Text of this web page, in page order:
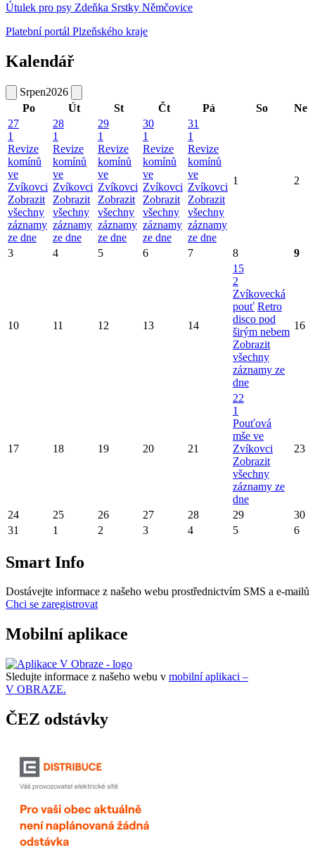
Útulek pro psy Zdeňka Srstky Němčovice
Platební portál Plzeňského kraje
Kalendář
Srpen2026
Po
Út St Čt Pá So
Ne
27
1
Revize
komínů
ve
Zvíkovci
Zobrazit
všechny
záznamy
ze dne
28
1
Revize
komínů
ve
Zvíkovci
Zobrazit
všechny
záznamy
ze dne
29
1
Revize
komínů
ve
Zvíkovci
Zobrazit
všechny
záznamy
ze dne
30
1
Revize
komínů
ve
Zvíkovci
Zobrazit
všechny
záznamy
ze dne
31
1
Revize
komínů
ve
Zvíkovci
Zobrazit
všechny
záznamy
ze dne
1 2
3 4 5 6 7 8 9
10 11 12 13 14
15
2
Zvíkovecká
pouť Retro
disco pod
širým nebem
Zobrazit
všechny
záznamy ze
dne
16
17 18 19 20 21
22
1
Pouťová
mše ve
Zvíkovci
Zobrazit
všechny
záznamy ze
dne
23
24 25 26 27 28 29
30
31
1 2 3 4 5 6
Smart Info
Dostávejte informace z našeho webu prostřednictvím SMS a e-mailů
Chci se zaregistrovat
Mobilní aplikace
Sledujte informace z našeho webu v mobilní aplikaci –
V OBRAZE.
ČEZ odstávky